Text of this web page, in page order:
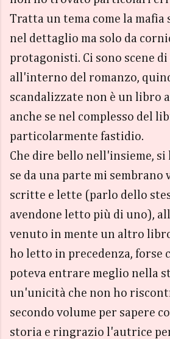
Tratta un tema come la mafia
nel dettaglio ma solo da
protagonisti. Ci sono scene
all'interno del romanzo,
scandalizzate non è un libro
anche se nel complesso del
particolarmente fastidio.
Che dire bello nell'insieme, si
se da una parte mi sembrano
scritte e lette (parlo dello
avendone letto più di uno),
venuto in mente un altro
ho letto in precedenza, forse
poteva entrare meglio nella
un'unicità che non ho
secondo volume per sapere
storia e ringrazio l'autrice